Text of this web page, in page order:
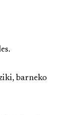
barneko